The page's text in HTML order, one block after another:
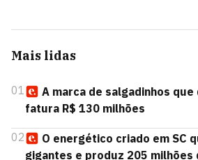
Mais lidas
01
A marca de salgadinhos
fatura R$ 130 milhões
02
O energético criado em SC
gigantes e produz 205 milhões